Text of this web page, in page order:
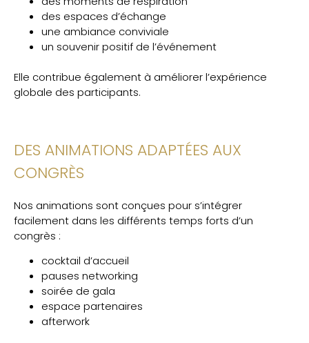
des espaces d’échange
une ambiance conviviale
un souvenir positif de l’événement
Elle contribue également à améliorer l’expérience
globale des participants.
DES ANIMATIONS ADAPTÉES AUX
CONGRÈS
Nos animations sont conçues pour s’intégrer
facilement dans les différents temps forts d’un
congrès :
cocktail d’accueil
pauses networking
soirée de gala
espace partenaires
afterwork